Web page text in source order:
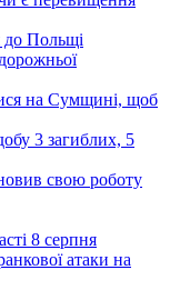
до Польщі
на Сумщині, щоб
3 загиблих, 5
свою роботу
8 серпня
атаки на